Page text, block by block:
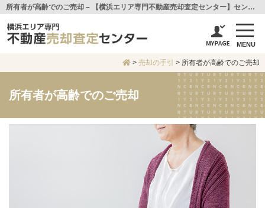
所有者が高齢でのご売却 – 【横浜エリア専門不動産売却査定センター】センチュリー21アイ建設
MENU
> 売却の手引 > 所有者が高齢でのご売却
所有者が高齢でのご売却